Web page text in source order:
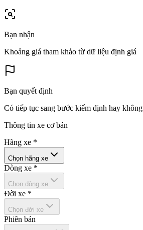
Bạn nhận
Khoảng giá tham khảo từ dữ liệu định giá
Bạn quyết định
Có tiếp tục sang bước kiểm định hay không
Thông tin xe cơ bản
Hãng xe *
Chọn hãng xe
Dòng xe *
Chọn dòng xe
Đời xe *
Chọn đời xe
Phiên bản